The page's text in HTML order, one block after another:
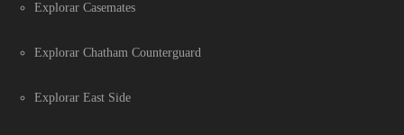
Explorar Casemates
Explorar Chatham Counterguard
Explorar East Side